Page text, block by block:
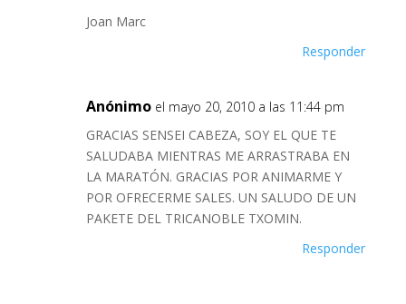
Joan Marc
Responder
Anónimo el mayo 20, 2010 a las 11:44 pm
GRACIAS SENSEI CABEZA, SOY EL QUE TE
SALUDABA MIENTRAS ME ARRASTRABA EN
LA MARATÓN. GRACIAS POR ANIMARME Y
POR OFRECERME SALES. UN SALUDO DE UN
PAKETE DEL TRICANOBLE TXOMIN.
Responder